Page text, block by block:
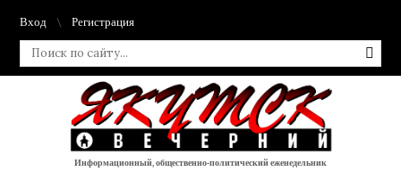
Вход Регистрация
Информационный, общественно-политический еженедельник